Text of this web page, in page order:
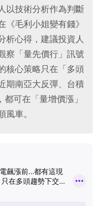
以技術分析作為判斷
毛利小姐變有錢》
析心得，建議投資人
察「量先價行」訊號
核心策略只在「多頭
期南亞大反彈、台積
可在「量增價漲」
車。